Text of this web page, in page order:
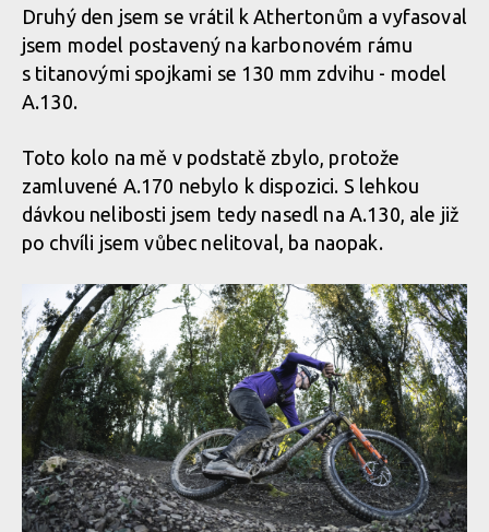
Druhý den jsem se vrátil k Athertonům a vyfasoval
jsem model postavený na karbonovém rámu
s titanovými spojkami se 130 mm zdvihu - model
A.130.
Toto kolo na mě v podstatě zbylo, protože
zamluvené A.170 nebylo k dispozici. S lehkou
dávkou nelibosti jsem tedy nasedl na A.130, ale již
po chvíli jsem vůbec nelitoval, ba naopak.